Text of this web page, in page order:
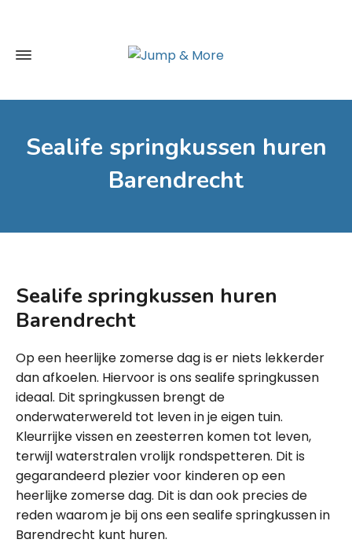
Sealife springkussen huren
Barendrecht
Sealife springkussen huren
Barendrecht
Op een heerlijke zomerse dag is er niets lekkerder
dan afkoelen. Hiervoor is ons sealife springkussen
ideaal. Dit springkussen brengt de
onderwaterwereld tot leven in je eigen tuin.
Kleurrijke vissen en zeesterren komen tot leven,
terwijl waterstralen vrolijk rondspetteren. Dit is
gegarandeerd plezier voor kinderen op een
heerlijke zomerse dag. Dit is dan ook precies de
reden waarom je bij ons een sealife springkussen in
Barendrecht kunt huren.